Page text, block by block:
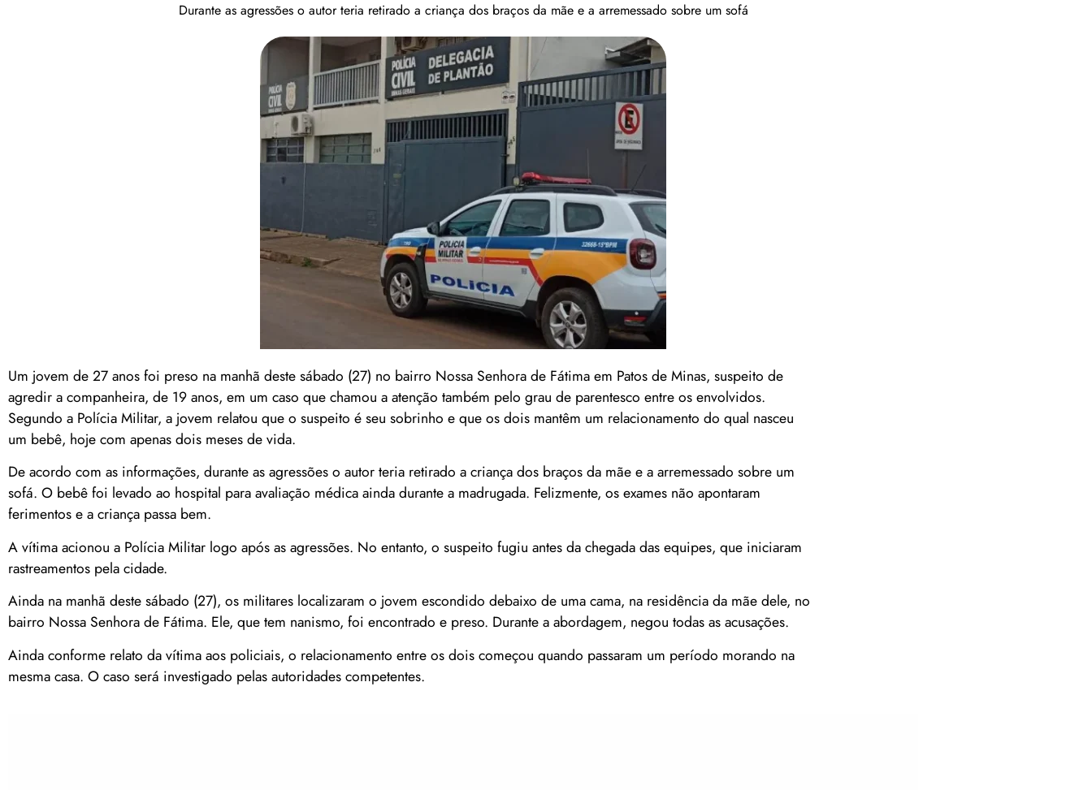
Durante as agressões o autor teria retirado a criança dos braços da mãe e a arremessado sobre um sofá
Um jovem de 27 anos foi preso na manhã deste sábado (27) no bairro Nossa Senhora de Fátima em Patos de Minas, suspeito de
agredir a companheira, de 19 anos, em um caso que chamou a atenção também pelo grau de parentesco entre os envolvidos.
Segundo a Polícia Militar, a jovem relatou que o suspeito é seu sobrinho e que os dois mantêm um relacionamento do qual nasceu
um bebê, hoje com apenas dois meses de vida.
De acordo com as informações, durante as agressões o autor teria retirado a criança dos braços da mãe e a arremessado sobre um
sofá. O bebê foi levado ao hospital para avaliação médica ainda durante a madrugada. Felizmente, os exames não apontaram
ferimentos e a criança passa bem.
A vítima acionou a Polícia Militar logo após as agressões. No entanto, o suspeito fugiu antes da chegada das equipes, que iniciaram
rastreamentos pela cidade.
Ainda na manhã deste sábado (27), os militares localizaram o jovem escondido debaixo de uma cama, na residência da mãe dele, no
bairro Nossa Senhora de Fátima. Ele, que tem nanismo, foi encontrado e preso. Durante a abordagem, negou todas as acusações.
Ainda conforme relato da vítima aos policiais, o relacionamento entre os dois começou quando passaram um período morando na
mesma casa. O caso será investigado pelas autoridades competentes.